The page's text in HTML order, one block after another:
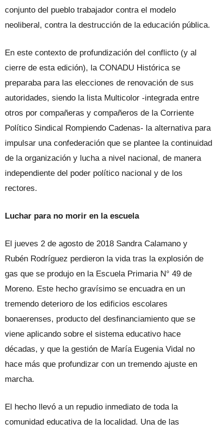
conjunto del pueblo trabajador contra el modelo
neoliberal, contra la destrucción de la educación pública.
En este contexto de profundización del conflicto (y al
cierre de esta edición), la CONADU Histórica se
preparaba para las elecciones de renovación de sus
autoridades, siendo la lista Multicolor -integrada entre
otros por compañeras y compañeros de la Corriente
Político Sindical Rompiendo Cadenas- la alternativa para
impulsar una confederación que se plantee la continuidad
de la organización y lucha a nivel nacional, de manera
independiente del poder político nacional y de los
rectores.
Luchar para no morir en la escuela
El jueves 2 de agosto de 2018 Sandra Calamano y
Rubén Rodríguez perdieron la vida tras la explosión de
gas que se produjo en la Escuela Primaria N° 49 de
Moreno. Este hecho gravísimo se encuadra en un
tremendo deterioro de los edificios escolares
bonaerenses, producto del desfinanciamiento que se
viene aplicando sobre el sistema educativo hace
décadas, y que la gestión de María Eugenia Vidal no
hace más que profundizar con un tremendo ajuste en
marcha.
El hecho llevó a un repudio inmediato de toda la
comunidad educativa de la localidad. Una de las